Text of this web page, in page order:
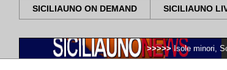
SICILIAUNO ON DEMAND SICILIAUNO
>>>>> Isole minori, Schifani al